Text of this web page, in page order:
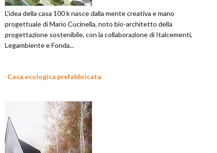
L'idea della casa 100 k nasce dalla mente creativa e mano
progettuale di Mario Cucinella, noto bio-architetto della
progettazione sostenibile, con la collaborazione di Italcementi,
Legambiente e Fonda...
Casa ecologica prefabbricata